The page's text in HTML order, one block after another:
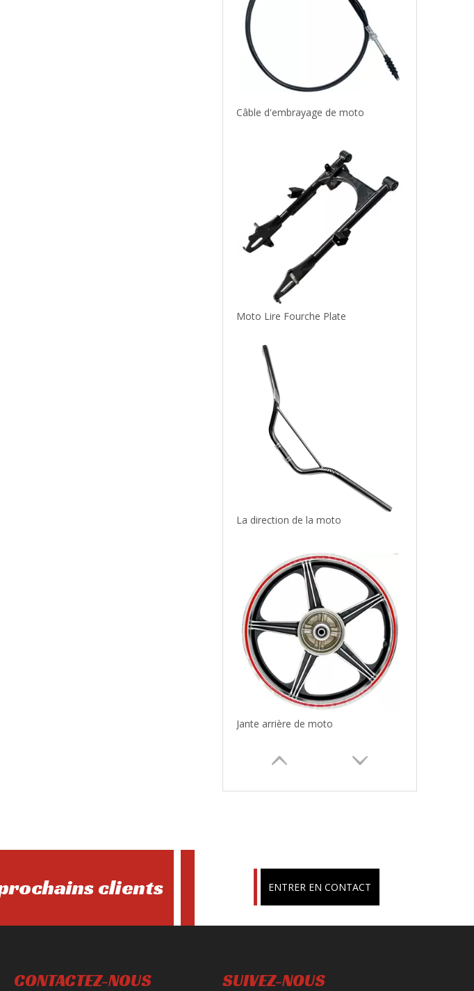
Moto Lire Fourche Plate
La direction de la moto
Jante arrière de moto
Ampoule de phare de moto
Klaxon de moto
clients ENTRER EN CONTACT
CONTACTEZ-NOUS SUIVEZ-NOUS